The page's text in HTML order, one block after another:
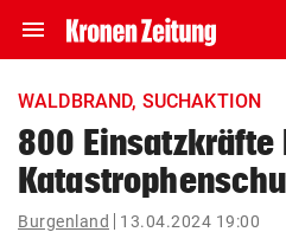
menu Navigation
ein-/ausklappen
account_circle Anmelden
WALDBRAND, SUCHAKTION
800 Einsatzkräfte
Burgenland 13.04.2024 19:00